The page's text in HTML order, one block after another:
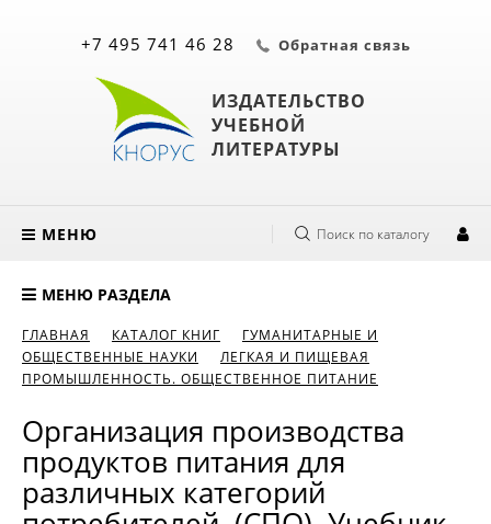
ИЗДАТЕЛЬСТВО
УЧЕБНОЙ
ЛИТЕРАТУРЫ
+7 495 741 46 28 Обратная связь
МЕНЮ Поиск по каталогу
МЕНЮ РАЗДЕЛА
ГЛАВНАЯ КАТАЛОГ КНИГ
ГУМАНИТАРНЫЕ И
ОБЩЕСТВЕННЫЕ НАУКИ
ЛЕГКАЯ И ПИЩЕВАЯ
ПРОМЫШЛЕННОСТЬ. ОБЩЕСТВЕННОЕ ПИТАНИЕ
Организация производства
продуктов питания для
различных категорий